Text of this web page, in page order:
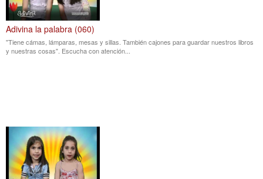
Adivina la palabra (060)
"Tiene cámas, lámparas, mesas y sillas. También cajones para guardar nuestros libros
y nuestras cosas". Escucha con atención...